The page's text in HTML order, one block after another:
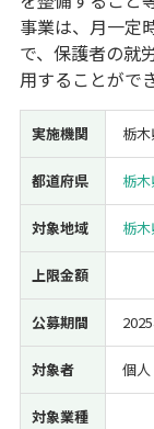
使い道
経営改善・経営
起業・創業
事
環境・省エネ
受付中のみ
事業は、月一定
で、保護者の就
用することがで
実施機関 栃
都道府県 栃
対象地域 栃
上限金額
公募期間
対象者 個人
対象業種